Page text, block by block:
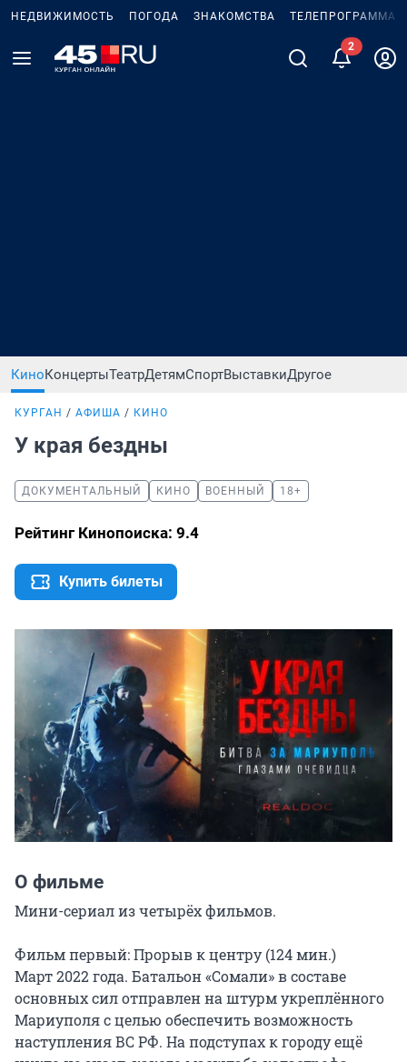
НЕДВИЖИМОСТЬ ПОГОДА ЗНАКОМСТВА ТЕЛЕПРОГРАММА
КиноКонцертыТеатрДетямСпортВыставкиДругое
КУРГАН АФИША КИНО
У края бездны
ДОКУМЕНТАЛЬНЫЙ КИНО ВОЕННЫЙ 18+
Рейтинг Кинопоиска: 9.4
Купить билеты
О фильме
Мини-сериал из четырёх фильмов.
Фильм первый: Прорыв к центру (124 мин.)
Март 2022 года. Батальон «Сомали» в составе
основных сил отправлен на штурм укреплённого
Мариуполя с целью обеспечить возможность
наступления ВС РФ. На подступах к городу ещё